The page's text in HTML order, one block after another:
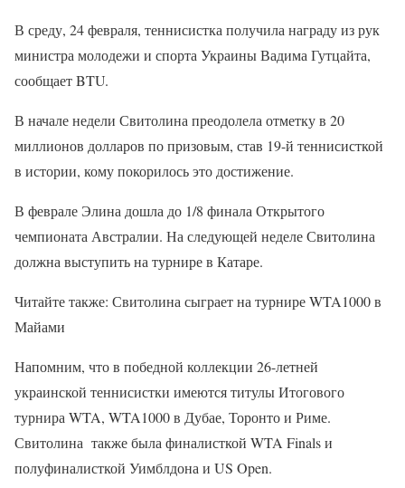
В среду, 24 февраля, теннисистка получила награду из рук
министра молодежи и спорта Украины Вадима Гутцайта,
сообщает BTU.
В начале недели Свитолина преодолела отметку в 20
миллионов долларов по призовым, став 19-й теннисисткой
в истории, кому покорилось это достижение.
В феврале Элина дошла до 1/8 финала Открытого
чемпионата Австралии. На следующей неделе Свитолина
должна выступить на турнире в Катаре.
Читайте также: Свитолина сыграет на турнире WTA1000 в
Майами
Напомним, что в победной коллекции 26-летней
украинской теннисистки имеются титулы Итогового
турнира WTA, WTA1000 в Дубае, Торонто и Риме.
Свитолина также была финалисткой WTA Finals и
полуфиналисткой Уимблдона и US Open.